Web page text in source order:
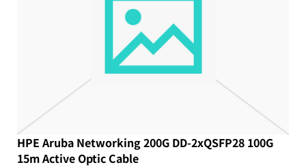
HPE Aruba Networking 200G DD-2xQSFP28 100G
15m Active Optic Cable